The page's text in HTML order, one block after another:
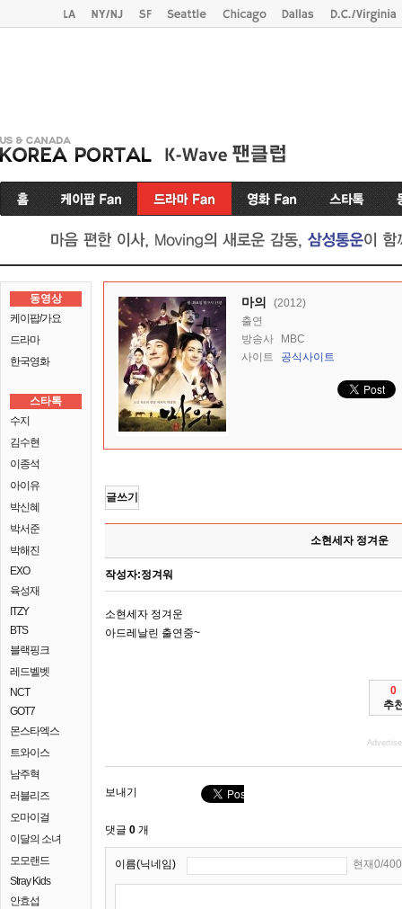
동영상
케이팝/가요
드라마
한국영화
스타톡
수지
김수현
이종석
아이유
박신혜
박서준
박해진
EXO
육성재
ITZY
BTS
블랙핑크
레드벨벳
NCT
GOT7
몬스타엑스
트와이스
남주혁
러블리즈
오마이걸
이달의 소녀
모모랜드
Stray Kids
안효섭
마의
(2012)
출연
방송사
MBC
사이트
공식사이트
글쓰기
소현세자 정겨운
작성자:정겨워
소현세자 정겨운
아드레날린 출연중~
0
추
보내기
댓글 0 개
이름(닉네임) 현재0/